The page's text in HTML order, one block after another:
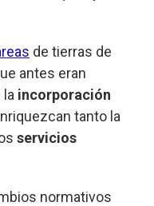
de tierras de
antes eran
incorporación
tanto la
servicios
normativos